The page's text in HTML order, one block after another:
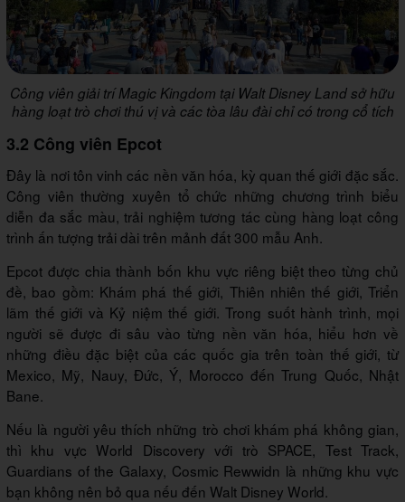
Công viên giải trí Magic Kingdom tại Walt Disney Land sở hữu
hàng loạt trò chơi thú vị và các tòa lâu đài chỉ có trong cổ tích
3.2 Công viên Epcot
Đây là nơi tôn vinh các nền văn hóa, kỳ quan thế giới đặc sắc.
Công viên thường xuyên tổ chức những chương trình biểu
diễn đa sắc màu, trải nghiệm tương tác cùng hàng loạt công
trình ấn tượng trải dài trên mảnh đất 300 mẫu Anh.
Epcot được chia thành bốn khu vực riêng biệt theo từng chủ
đề, bao gồm: Khám phá thế giới, Thiên nhiên thế giới, Triển
lãm thế giới và Kỷ niệm thế giới. Trong suốt hành trình, mọi
người sẽ được đi sâu vào từng nền văn hóa, hiểu hơn về
những điều đặc biệt của các quốc gia trên toàn thế giới, từ
Mexico, Mỹ, Nauy, Đức, Ý, Morocco đến Trung Quốc, Nhật
Bane.
Nếu là người yêu thích những trò chơi khám phá không gian,
thì khu vực World Discovery với trò SPACE, Test Track,
Guardians of the Galaxy, Cosmic Rewwidn là những khu vực
bạn không nên bỏ qua nếu đến Walt Disney World.